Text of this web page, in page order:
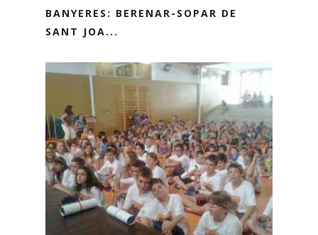
BANYERES: BERENAR-SOPAR DE
SANT JOA...